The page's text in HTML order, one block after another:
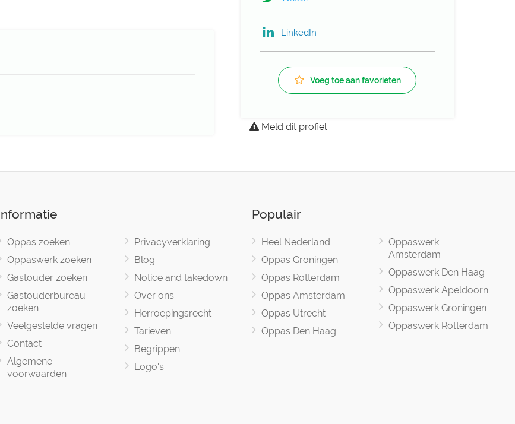
LinkedIn
Voeg toe aan favorieten
Meld dit profiel
Oppas zoeken
Oppaswerk zoeken
Gastouder zoeken
Gastouderbureau
zoeken
Veelgestelde vragen
Contact
Algemene
voorwaarden
Privacyverklaring
Blog
Notice and takedown
Over ons
Herroepingsrecht
Tarieven
Begrippen
Logo's
Populair
Heel Nederland
Oppas Groningen
Oppas Rotterdam
Oppas Amsterdam
Oppas Utrecht
Oppas Den Haag
Oppaswerk
Amsterdam
Oppaswerk Den Haag
Oppaswerk Apeldoorn
Oppaswerk Groningen
Oppaswerk Rotterdam